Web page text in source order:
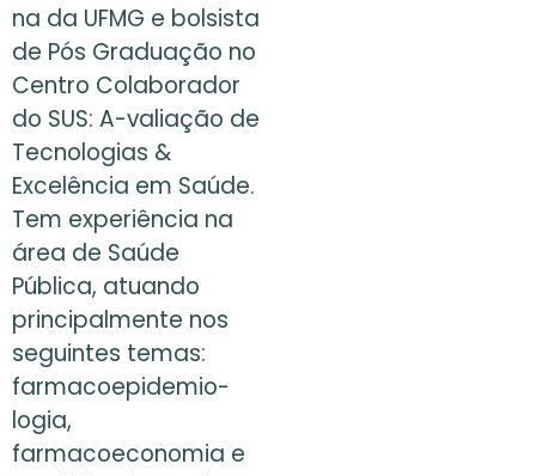
na da UFMG e bolsista
de Pós Graduação no
Centro Colaborador
do SUS: A-valiação de
Tecnologias &
Excelência em Saúde.
Tem experiência na
área de Saúde
Pública, atuando
principalmente nos
seguintes temas:
farmacoepidemio-
logia,
farmacoeconomia e